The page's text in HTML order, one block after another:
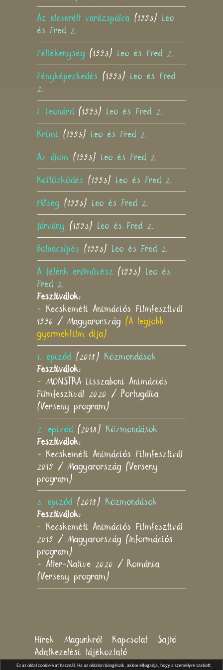
Az elcserélt varázspálca (1993) Leo
és Fred 2.
Féltékenység (1993) Leo és Fred 2.
Fényképezkedés (1993) Leo és Fred
2.
I. Leonárd (1993) Leo és Fred 2.
Krimi (1993) Leo és Fred 2.
Az álom (1993) Leo és Fred 2.
Költözködés (1993) Leo és Fred 2.
Hőség (1993) Leo és Fred 2.
Járvány (1993) Leo és Fred 2.
Bolhacsípés (1993) Leo és Fred 2.
A félénk erőművész (1993) Leo és
Fred 2.
Fesztiválok:
- Kecskeméti Animációs Filmfesztivál
1996 / Magyarország (A legjobb
gyermekfilm díja)
1. epizód (2018) Közmondások
Fesztiválok:
- MONSTRA Lisszaboni Animációs
Filmfesztivál 2020 / Portugália
(Verseny program)
2. epizód (2018) Közmondások
Fesztiválok:
- Kecskeméti Animációs Filmfesztivál
2019 / Magyarország (Verseny
program)
3. epizód (2018) Közmondások
Fesztiválok:
- Kecskeméti Animációs Filmfesztivál
2019 / Magyarország (Információs
program)
- Alter-Native 2020 / Románia
(Verseny program)
Hírek Magunkról Kapcsolat
Sajtó
Adatkezelési tájékoztató
Ez az oldal cookie-kat használ. Ha az oldalon böngészik, akkor elfogadja, hogy a személyre szabott,